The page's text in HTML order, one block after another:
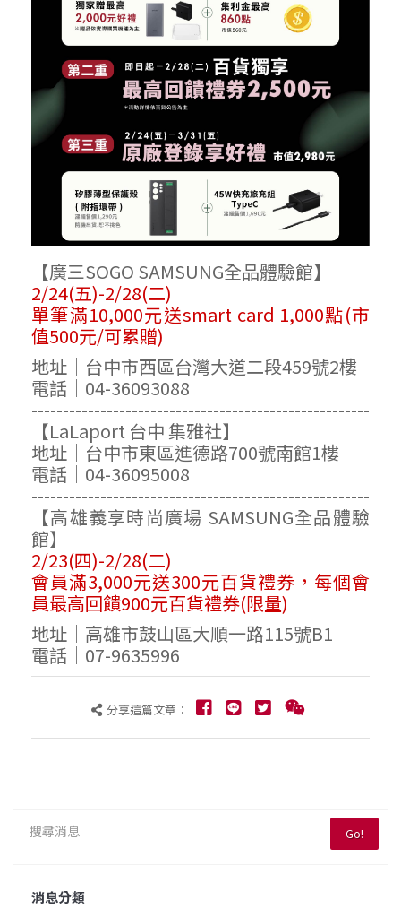
【廣三SOGO SAMSUNG全品體驗館】
2/24(五)-2/28(二)
單筆滿10,000元送smart card 1,000點(市
值500元/可累贈)
地址｜台中市西區台灣大道二段459號2樓
電話｜04-36093088
------------------------------------------------------
【LaLaport 台中 集雅社】
地址｜台中市東區進德路700號南館1樓
電話｜04-36095008
------------------------------------------------------
【高雄義享時尚廣場 SAMSUNG全品體驗
館】
2/23(四)-2/28(二)
會員滿3,000元送300元百貨禮券，每個會
員最高回饋900元百貨禮券(限量)
地址｜高雄市鼓山區大順一路115號B1
電話｜07-9635996
分享這篇文章：
Go!
消息分類